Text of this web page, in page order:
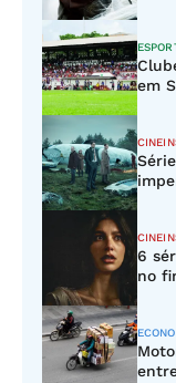
em
6
no